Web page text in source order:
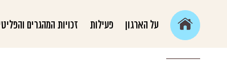
על הארגון פעילות זכויות המהגרים